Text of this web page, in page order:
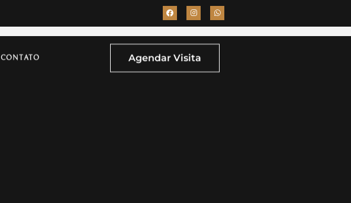
CONTATO Agendar Visita